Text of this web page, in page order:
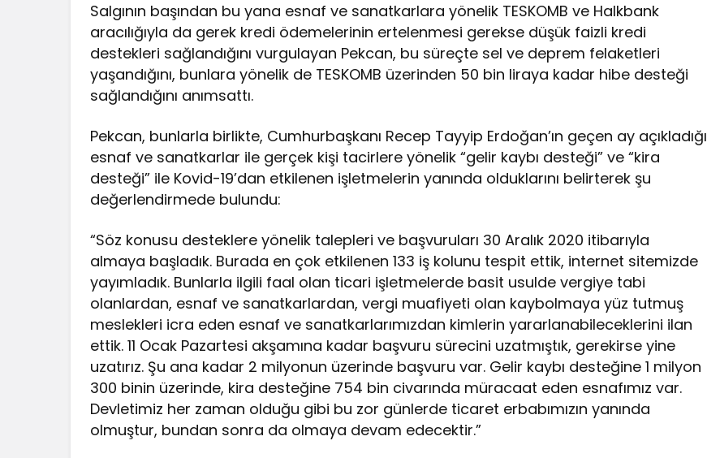
Salgının başından bu yana esnaf ve sanatkarlara yönelik TESKOMB ve Halkbank
aracılığıyla da gerek kredi ödemelerinin ertelenmesi gerekse düşük faizli kredi
destekleri sağlandığını vurgulayan Pekcan, bu süreçte sel ve deprem felaketleri
yaşandığını, bunlara yönelik de TESKOMB üzerinden 50 bin liraya kadar hibe desteği
sağlandığını anımsattı.
Pekcan, bunlarla birlikte, Cumhurbaşkanı Recep Tayyip Erdoğan’ın geçen ay açıkladığı
esnaf ve sanatkarlar ile gerçek kişi tacirlere yönelik “gelir kaybı desteği” ve “kira
desteği” ile Kovid-19’dan etkilenen işletmelerin yanında olduklarını belirterek şu
değerlendirmede bulundu:
“Söz konusu desteklere yönelik talepleri ve başvuruları 30 Aralık 2020 itibarıyla
almaya başladık. Burada en çok etkilenen 133 iş kolunu tespit ettik, internet sitemizde
yayımladık. Bunlarla ilgili faal olan ticari işletmelerde basit usulde vergiye tabi
olanlardan, esnaf ve sanatkarlardan, vergi muafiyeti olan kaybolmaya yüz tutmuş
meslekleri icra eden esnaf ve sanatkarlarımızdan kimlerin yararlanabileceklerini ilan
ettik. 11 Ocak Pazartesi akşamına kadar başvuru sürecini uzatmıştık, gerekirse yine
uzatırız. Şu ana kadar 2 milyonun üzerinde başvuru var. Gelir kaybı desteğine 1 milyon
300 binin üzerinde, kira desteğine 754 bin civarında müracaat eden esnafımız var.
Devletimiz her zaman olduğu gibi bu zor günlerde ticaret erbabımızın yanında
olmuştur, bundan sonra da olmaya devam edecektir.”